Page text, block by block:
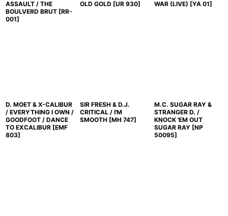
ASSAULT / THE
BOULVERD BRUT [RR-
001]
OLD GOLD [UR 930]
WAR (LIVE) [YA 01]
D. MOET & X-CALIBUR
/ EVERYTHING I OWN /
GOODFOOT / DANCE
TO EXCALIBUR [EMF
803]
SIR FRESH & D.J.
CRITICAL / I'M
SMOOTH [MH 747]
M.C. SUGAR RAY &
STRANGER D. /
KNOCK 'EM OUT
SUGAR RAY [NP
50095]